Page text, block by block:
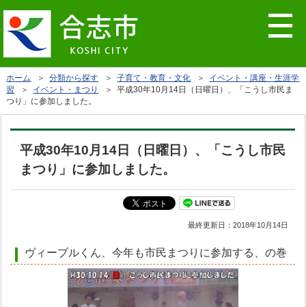
ホーム ＞分類から探す ＞子育て・教育・文化 ＞ イベント・講座・生涯学
習
＞ イベント・まつり
＞ 平成30年10月14日（日曜日）、「こうし市民ま
つり」に参加しました。
平成30年10月14日（日曜日）、「こうし市民
まつり」に参加しました。
最終更新日：2018年10月14日
ヴィーブルくん、今年も市民まつりに参加する、の巻